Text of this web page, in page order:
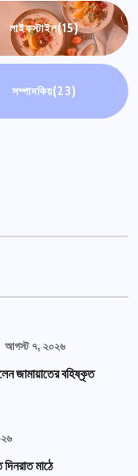
লাইফস্টাইল(15)
সম্পাদকিয়(23)
আগস্ট ৭, ২০২৬
জামায়াতের বহিষ্কৃত
মাঠে